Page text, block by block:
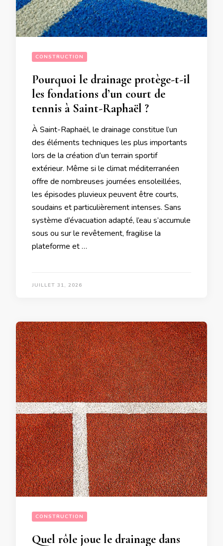
CONSTRUCTION
Pourquoi le drainage protège-t-il
les fondations d’un court de
tennis à Saint-Raphaël ?
À Saint-Raphaël, le drainage constitue l’un
des éléments techniques les plus importants
lors de la création d’un terrain sportif
extérieur. Même si le climat méditerranéen
offre de nombreuses journées ensoleillées,
les épisodes pluvieux peuvent être courts,
soudains et particulièrement intenses. Sans
système d’évacuation adapté, l’eau s’accumule
sous ou sur le revêtement, fragilise la
plateforme et …
JUILLET 31, 2026
CONSTRUCTION
Quel rôle joue le drainage dans